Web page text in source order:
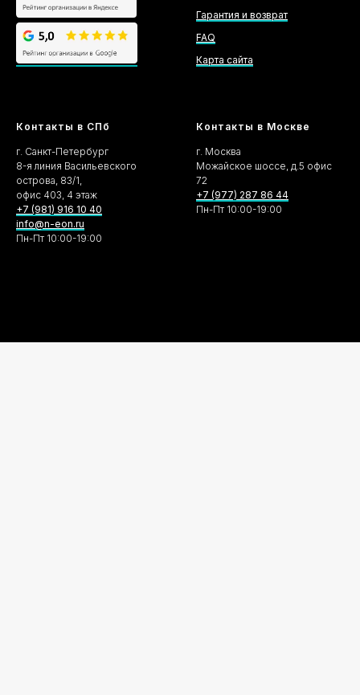
Гарантия и возврат
FAQ
Карта сайта
Контакты в СПб
г. Санкт-Петербург
8-я линия Васильевского
острова, 83/1,
офис 403, 4 этаж
+7 (981) 916 10 40
info@n-eon.ru
Пн-Пт 10:00-19:00
Контакты в Москве
г. Москва
Можайское шоссе, д.5 офис
72
+7 (977) 287 86 44
Пн-Пт 10:00-19:00